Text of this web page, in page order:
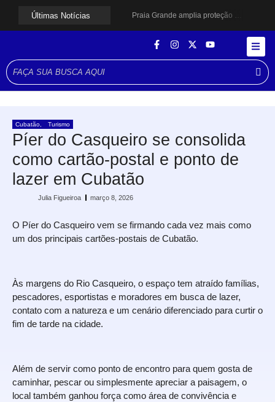
Últimas Notícias
Praia Grande amplia proteção a mulheres vítimas de violência e registra dezenas de prisões
Curso de Agentes Ambientais abre inscrições para formar multiplicadores de boas práticas em Cubatão
Cubatão Turismo
Píer do Casqueiro se consolida
como cartão-postal e ponto de
lazer em Cubatão
Julia Figueiroa março 8, 2026
O Píer do Casqueiro vem se firmando cada vez mais como
um dos principais cartões-postais de Cubatão.
Às margens do Rio Casqueiro, o espaço tem atraído famílias,
pescadores, esportistas e moradores em busca de lazer,
contato com a natureza e um cenário diferenciado para curtir o
fim de tarde na cidade.
Além de servir como ponto de encontro para quem gosta de
caminhar, pescar ou simplesmente apreciar a paisagem, o
local também ganhou força como área de convivência e